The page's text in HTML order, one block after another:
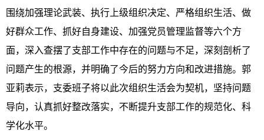
围绕加强理论武装、执行上级组织决定、严格组织生活、做
好群众工作、抓好自身建设、加强党员管理监督等六个方
面，深入查摆了支部工作中存在的问题与不足，深刻剖析了
问题产生的根源，并明确了今后的努力方向和改进措施。郭
亚莉表示，支委班子将以此次组织生活会为契机，坚持问题
导向，认真抓好整改落实，不断提升支部工作的规范化、科
学化水平。